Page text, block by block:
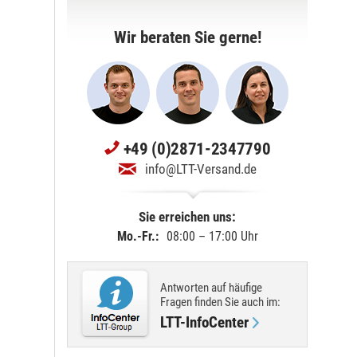
Wir beraten Sie gerne!
+49 (0)2871-2347790
info@LTT-Versand.de
Sie erreichen uns:
Mo.-Fr.: 08:00 – 17:00 Uhr
Antworten auf häufige
Fragen finden Sie auch im:
LTT-InfoCenter